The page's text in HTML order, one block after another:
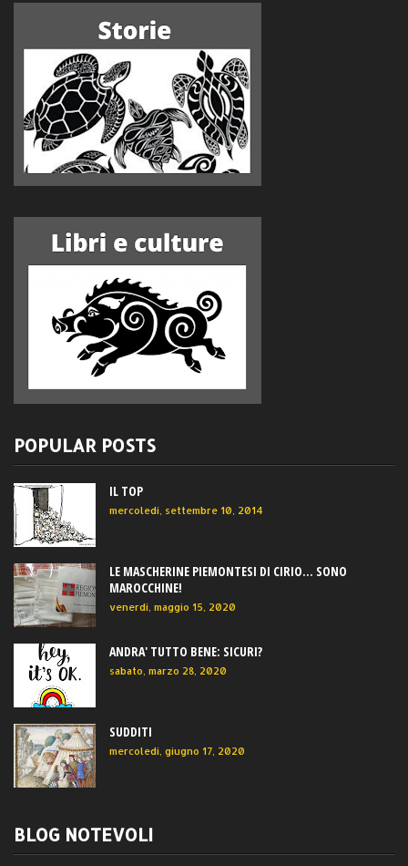
POPULAR POSTS
IL TOP
mercoledì, settembre 10, 2014
LE MASCHERINE PIEMONTESI DI CIRIO... SONO
MAROCCHINE!
venerdì, maggio 15, 2020
ANDRA' TUTTO BENE: SICURI?
sabato, marzo 28, 2020
SUDDITI
mercoledì, giugno 17, 2020
BLOG NOTEVOLI